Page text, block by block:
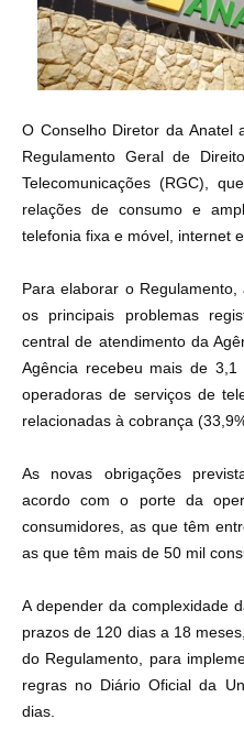
O Conselho Diretor da Anatel
Regulamento Geral de
Telecomunicações (RGC),
relações de consumo e
telefonia fixa e móvel, internet
Para elaborar o
os principais problemas
central de atendimento da
Agência recebeu mais de 3,1
operadoras de serviços de
relacionadas à cobrança
As novas obrigações
acordo com o porte da
consumidores, as que têm
as que têm mais de 50 mil
A depender da complexidade
prazos de 120 dias a 18
do Regulamento, para
regras no Diário Oficial da
dias.